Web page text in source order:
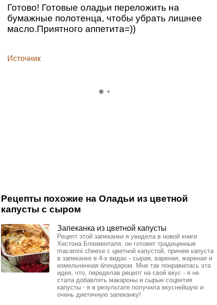
Готово! Готовые оладьи переложить на
бумажные полотенца, чтобы убрать лишнее
масло.Приятного аппетита=))
Источник
Рецепты похожие на Оладьи из цветной
капусты с сыром
Запеканка из цветной капусты
Рецепт этой запеканки я увидела в новой книге
Хестона Блюменталя, он готовит традицинные
macaroni cheese с цветной капустой, причем капуста
в запеканке в 4-х видах - сырая, вареная, жареная и
измельченная блендером. Мне так понравилась эта
идея, что, переделав рецепт на свой вкус - я не
стала добавлять макароны и сырые соцветия
капусты - я в результате получила вкуснейшую и
очень диетичную запеканку!